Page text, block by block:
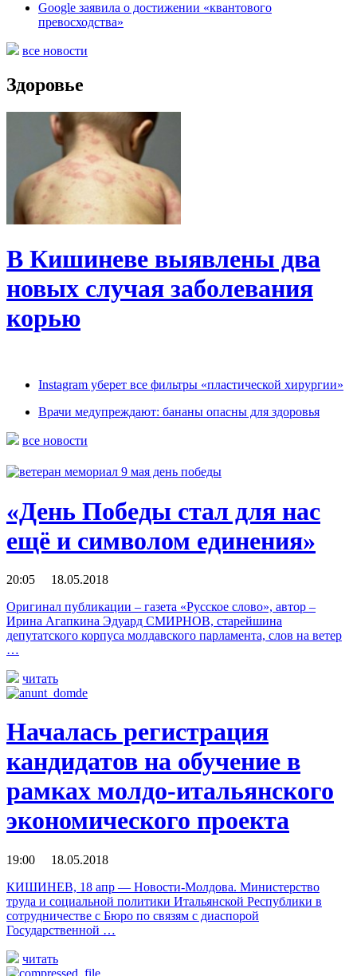
Google заявила о достижении «квантового
превосходства»
все новости
Здоровье
В Кишиневе выявлены два
новых случая заболевания
корью
Instagram уберет все фильтры «пластической хирургии»
Врачи медупреждают: бананы опасны для здоровья
все новости
«День Победы стал для нас
ещё и символом единения»
20:05 18.05.2018
Оригинал публикации – газета «Русское слово», автор –
Ирина Агапкина Эдуард СМИРНОВ, старейшина
депутатского корпуса молдавского парламента, слов на ветер
…
читать
Началась регистрация
кандидатов на обучение в
рамках молдо-итальянского
экономического проекта
19:00 18.05.2018
КИШИНЕВ, 18 апр — Новости-Молдова. Министерство
труда и социальной политики Итальянской Республики в
сотрудничестве с Бюро по связям с диаспорой
Государственной …
читать